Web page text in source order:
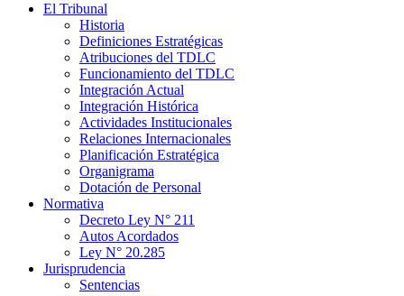
El Tribunal
Historia
Definiciones Estratégicas
Atribuciones del TDLC
Funcionamiento del TDLC
Integración Actual
Integración Histórica
Actividades Institucionales
Relaciones Internacionales
Planificación Estratégica
Organigrama
Dotación de Personal
Normativa
Decreto Ley N° 211
Autos Acordados
Ley N° 20.285
Jurisprudencia
Sentencias